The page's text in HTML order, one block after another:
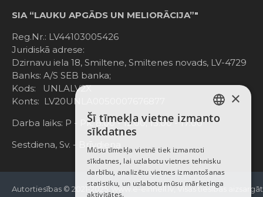
SIA “LAUKU APGĀDS UN MELIORĀCIJA”"
Reg.Nr.: LV44103005426
Juridiskā adrese:
Dzirnavu iela 18, Smiltene, Smiltenes novads, LV-4729
Banks: A/S SEB banka;
Kods: UNLALV2X
Konts: LV20UNLA0050007676877
Darba laiks: P - Pk. 8:00 - 12:00; 13:00 - 17:00
Sestdiena, Sv. - Brīvdiena
Autortiesības © 2021-2025, www.e-einhell.lv, Visas tiesības
LATVIAN
ENGLISH
×
Šī tīmekļa vietne izmanto
sīkdatnes
Mūsu tīmekļa vietnē tiek izmantoti
sīkdatnes, lai uzlabotu vietnes tehnisku
darbību, analizētu vietnes izmantošanas
statistiku, un uzlabotu mūsu mārketinga
aktivitātes.